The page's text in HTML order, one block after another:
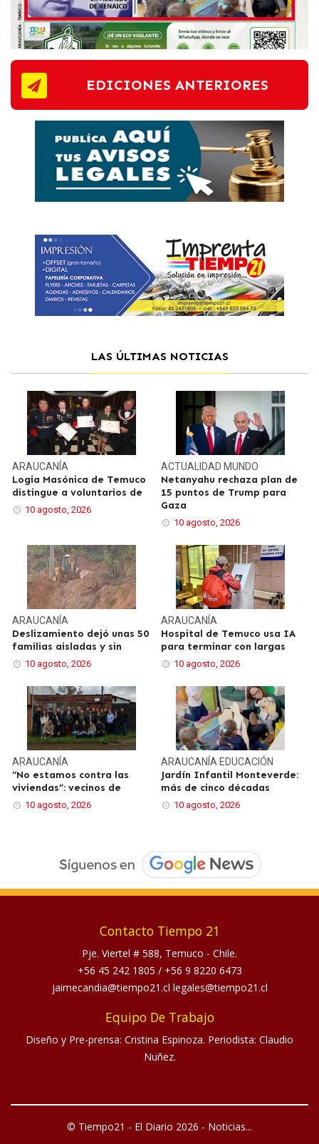
EDICIONES ANTERIORES
LAS ÚLTIMAS NOTICIAS
ARAUCANÍA
Logia Masónica de Temuco
distingue a voluntarios de
10 agosto, 2026
ACTUALIDAD MUNDO
Netanyahu rechaza plan de
15 puntos de Trump para
Gaza
10 agosto, 2026
ARAUCANÍA
Deslizamiento dejó unas 50
familias aisladas y sin
10 agosto, 2026
ARAUCANÍA
Hospital de Temuco usa IA
para terminar con largas
10 agosto, 2026
ARAUCANÍA
“No estamos contra las
viviendas”: vecinos de
10 agosto, 2026
ARAUCANÍA EDUCACIÓN
Jardín Infantil Monteverde:
más de cinco décadas
10 agosto, 2026
Contacto Tiempo 21
Pje. Viertel # 588, Temuco - Chile.
+56 45 242 1805 / +56 9 8220 6473
jaimecandia@tiempo21.cl legales@tiempo21.cl
Equipo De Trabajo
Diseño y Pre-prensa: Cristina Espinoza. Periodista: Claudio
Nuñez.
© Tiempo21 - El Diario 2026 - Noticias...